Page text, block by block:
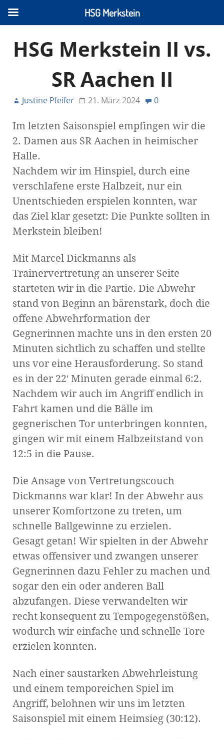
HSG Merkstein II vs.
SR Aachen II
Justine Pfeifer 21. März 2024 0
Im letzten Saisonspiel empfingen wir die
2. Damen aus SR Aachen in heimischer
Halle.
Nachdem wir im Hinspiel, durch eine
verschlafene erste Halbzeit, nur ein
Unentschieden erspielen konnten, war
das Ziel klar gesetzt: Die Punkte sollten in
Merkstein bleiben!
Mit Marcel Dickmanns als
Trainervertretung an unserer Seite
starteten wir in die Partie. Die Abwehr
stand von Beginn an bärenstark, doch die
offene Abwehrformation der
Gegnerinnen machte uns in den ersten 20
Minuten sichtlich zu schaffen und stellte
uns vor eine Herausforderung. So stand
es in der 22′ Minuten gerade einmal 6:2.
Nachdem wir auch im Angriff endlich in
Fahrt kamen und die Bälle im
gegnerischen Tor unterbringen konnten,
gingen wir mit einem Halbzeitstand von
12:5 in die Pause.
Die Ansage von Vertretungscouch
Dickmanns war klar! In der Abwehr aus
unserer Komfortzone zu treten, um
schnelle Ballgewinne zu erzielen.
Gesagt getan! Wir spielten in der Abwehr
etwas offensiver und zwangen unserer
Gegnerinnen dazu Fehler zu machen und
sogar den ein oder anderen Ball
abzufangen. Diese verwandelten wir
recht konsequent zu Tempogegenstößen,
wodurch wir einfache und schnelle Tore
erzielen konnten.
Nach einer saustarken Abwehrleistung
und einem temporeichen Spiel im
Angriff, belohnen wir uns im letzten
Saisonspiel mit einem Heimsieg (30:12).
HSG Merkstein